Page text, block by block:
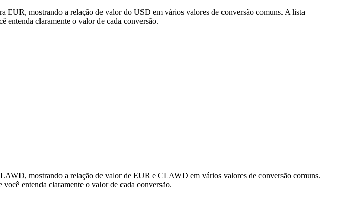
mostrando a relação de valor do USD em vários valores de conversão comuns. A lista
claramente o valor de cada conversão.
mostrando a relação de valor de EUR e CLAWD em vários valores de conversão comuns.
entenda claramente o valor de cada conversão.